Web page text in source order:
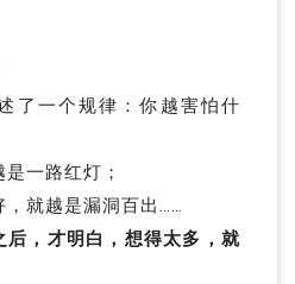
了一个规律：你越害怕什
一路红灯；
，就越是漏洞百出……
后，才明白，想得太多，就